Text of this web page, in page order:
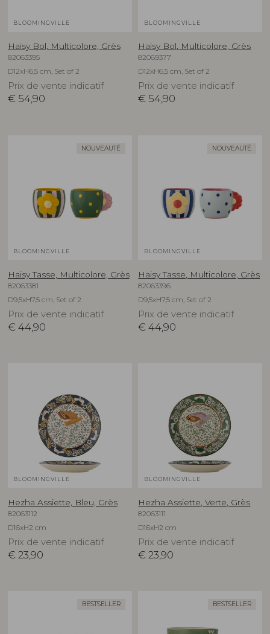
BLOOMINGVILLE
Haisy Bol, Multicolore, Grès
82063395
D12xH6,5 cm, Set of 2
Prix de vente indicatif
€ 54,90
BLOOMINGVILLE
Haisy Bol, Multicolore, Grès
82069377
D12xH6,5 cm, Set of 2
Prix de vente indicatif
€ 54,90
NOUVEAUTÉ
BLOOMINGVILLE
Haisy Tasse, Multicolore, Grès
82063381
D9,5xH7,5 cm, Set of 2
Prix de vente indicatif
€ 44,90
NOUVEAUTÉ
BLOOMINGVILLE
Haisy Tasse, Multicolore, Grès
82063396
D9,5xH7,5 cm, Set of 2
Prix de vente indicatif
€ 44,90
BLOOMINGVILLE
Hezha Assiette, Bleu, Grès
82063112
D16xH2 cm
Prix de vente indicatif
€ 23,90
BLOOMINGVILLE
Hezha Assiette, Verte, Grès
82063111
D16xH2 cm
Prix de vente indicatif
€ 23,90
BESTSELLER BESTSELLER